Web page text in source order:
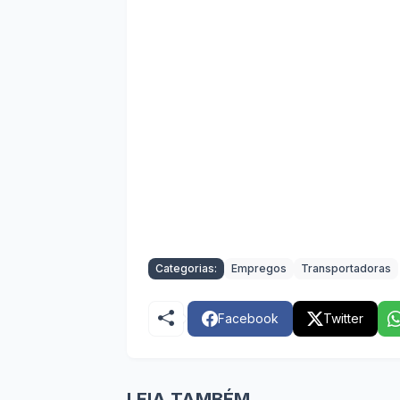
Categorias: Empregos Transportadoras
Facebook Twitter